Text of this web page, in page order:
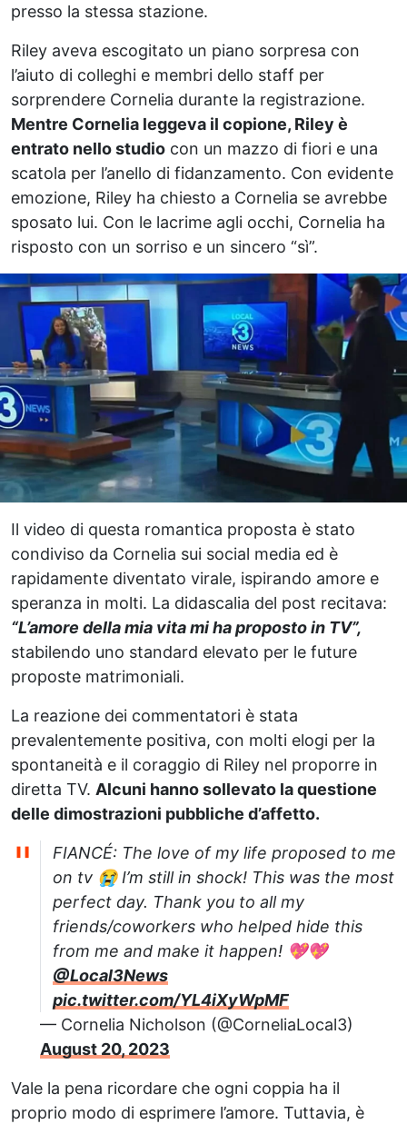
presso la stessa stazione.
Riley aveva escogitato un piano sorpresa con
l’aiuto di colleghi e membri dello staff per
sorprendere Cornelia durante la registrazione.
Mentre Cornelia leggeva il copione, Riley è
entrato nello studio con un mazzo di fiori e una
scatola per l’anello di fidanzamento. Con evidente
emozione, Riley ha chiesto a Cornelia se avrebbe
sposato lui. Con le lacrime agli occhi, Cornelia ha
risposto con un sorriso e un sincero “sì”.
Il video di questa romantica proposta è stato
condiviso da Cornelia sui social media ed è
rapidamente diventato virale, ispirando amore e
speranza in molti. La didascalia del post recitava:
“L’amore della mia vita mi ha proposto in TV”,
stabilendo uno standard elevato per le future
proposte matrimoniali.
La reazione dei commentatori è stata
prevalentemente positiva, con molti elogi per la
spontaneità e il coraggio di Riley nel proporre in
diretta TV. Alcuni hanno sollevato la questione
delle dimostrazioni pubbliche d’affetto.
FIANCÉ: The love of my life proposed to me
on tv 😭 I’m still in shock! This was the most
perfect day. Thank you to all my
friends/coworkers who helped hide this
from me and make it happen! 💖💖
@Local3News
pic.twitter.com/YL4iXyWpMF
— Cornelia Nicholson (@CorneliaLocal3)
August 20, 2023
Vale la pena ricordare che ogni coppia ha il
proprio modo di esprimere l’amore. Tuttavia, è